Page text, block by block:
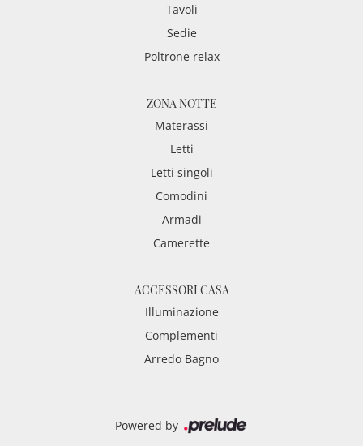
Tavoli
Sedie
Poltrone relax
ZONA NOTTE
Materassi
Letti
Letti singoli
Comodini
Armadi
Camerette
ACCESSORI CASA
Illuminazione
Complementi
Arredo Bagno
Powered by